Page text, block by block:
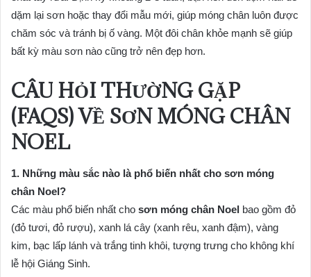
dặm lại sơn hoặc thay đổi mẫu mới, giúp móng chân luôn được
chăm sóc và tránh bị ố vàng. Một đôi chân khỏe mạnh sẽ giúp
bất kỳ màu sơn nào cũng trở nên đẹp hơn.
CÂU HỎI THƯỜNG GẶP
(FAQS) VỀ SƠN MÓNG CHÂN
NOEL
1. Những màu sắc nào là phổ biến nhất cho sơn móng
chân Noel?
Các màu phổ biến nhất cho sơn móng chân Noel bao gồm đỏ
(đỏ tươi, đỏ rượu), xanh lá cây (xanh rêu, xanh đậm), vàng
kim, bạc lấp lánh và trắng tinh khôi, tượng trưng cho không khí
lễ hội Giáng Sinh.